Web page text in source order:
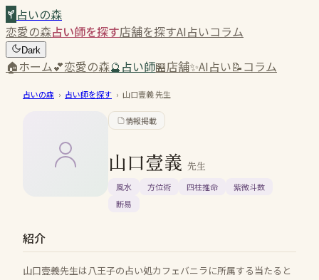
占いの森
恋愛の森占い師を探す店舗を探すAI占いコラム
Dark
🏠ホーム💕恋愛の森🔮占い師🏪店舗✨AI占い📝コラム
占いの森 › 占い師を探す › 山口壹義先生
情報掲載
山口壹義 先生
風水 方位術 四柱推命
紫微斗数
断易
紹介
山口壹義先生は八王子の占い処カフェバニラに所属する当たると